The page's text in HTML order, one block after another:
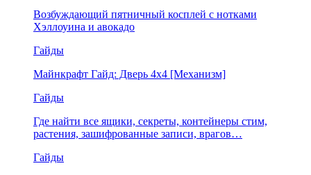
Возбуждающий пятничный косплей с нотками
Хэллоуина и авокадо
Гайды
Майнкрафт Гайд: Дверь 4х4 [Механизм]
Гайды
Где найти все ящики, секреты, контейнеры стим,
растения, зашифрованные записи, врагов…
Гайды